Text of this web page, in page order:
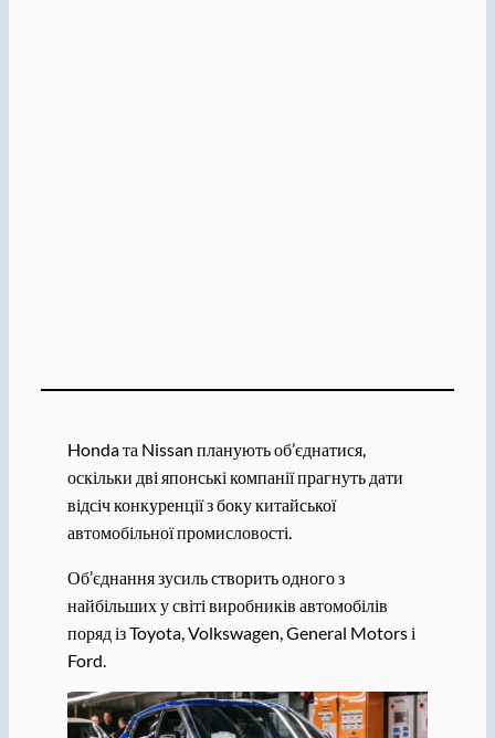
Honda та Nissan планують об’єднатися,
оскільки дві японські компанії прагнуть дати
відсіч конкуренції з боку китайської
автомобільної промисловості.
Об’єднання зусиль створить одного з
найбільших у світі виробників автомобілів
поряд із Toyota, Volkswagen, General Motors і
Ford.